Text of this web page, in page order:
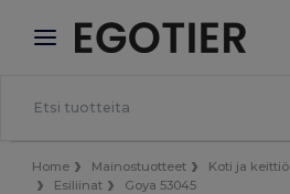
× Egotier-sovellus
Paremmat hinnat appissa!
Home Mainostuotteet Koti ja keittiö
Esiliinat
Goya 53045